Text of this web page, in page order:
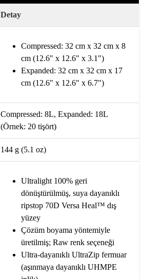
Detay
Compressed: 32 cm x 32 cm x 8
cm (12.6" x 12.6" x 3.1")
Expanded: 32 cm x 32 cm x 17
cm (12.6" x 12.6" x 6.7")
Compressed: 8L, Expanded: 18L
(Örnek: 20 tişört)
144 g (5.1 oz)
Ultralight 100% geri
dönüştürülmüş, suya dayanıklı
ripstop 70D Versa Heal™ dış
yüzey
Çözüm boyama yöntemiyle
üretilmiş; Raw renk seçeneği
Ultra-dayanıklı UltraZip fermuar
(aşınmaya dayanıklı UHMPE